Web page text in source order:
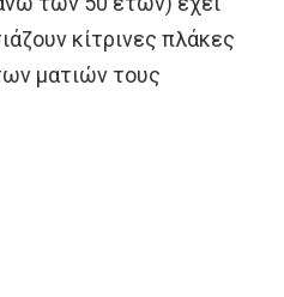
κίτρινες πλάκες
ματιών τους